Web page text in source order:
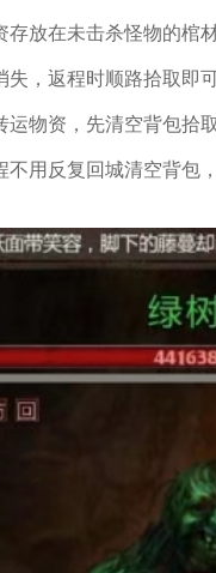
放在未击杀怪物的棺
，返程时顺路拾取即
物资，先清空背包拾
用反复回城清空背包